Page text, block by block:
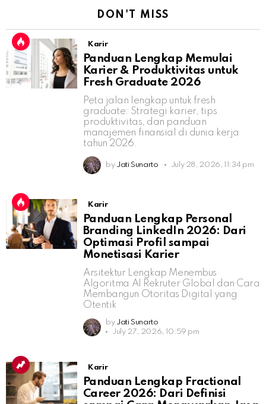
DON'T MISS
Karir
Panduan Lengkap Memulai
Karier & Produktivitas untuk
Fresh Graduate 2026
Peta jalan lengkap untuk fresh
graduate: Strategi karier, tips
produktivitas, dan panduan
manajemen finansial di dunia kerja
tahun 2026.
by Jati Sunarto July 28, 2026, 11:34 pm
Karir
Panduan Lengkap Personal
Branding LinkedIn 2026: Dari
Optimasi Profil sampai
Monetisasi Karier
Arsitektur Lengkap Menembus
Algoritma AI Rekruter Global dan Cara
Membangun Otoritas Digital yang
Otentik
by Jati Sunarto
July 27, 2026, 10:59 pm
Karir
Panduan Lengkap Fractional
Career 2026: Dari Definisi